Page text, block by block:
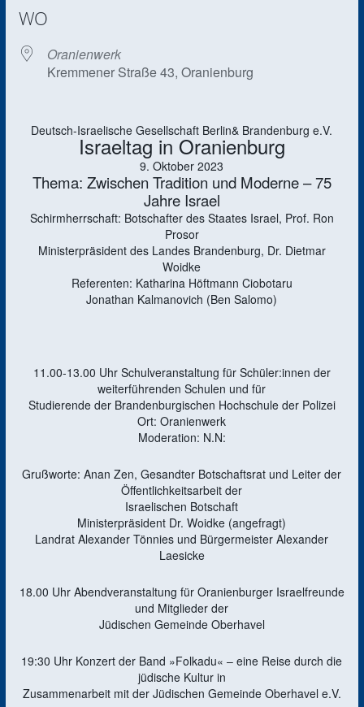
WO
Oranienwerk
Kremmener Straße 43, Oranienburg
Deutsch-Israelische Gesellschaft Berlin& Brandenburg e.V.
Israeltag in Oranienburg
9. Oktober 2023
Thema: Zwischen Tradition und Moderne – 75
Jahre Israel
Schirmherrschaft: Botschafter des Staates Israel, Prof. Ron
Prosor
Ministerpräsident des Landes Brandenburg, Dr. Dietmar
Woidke
Referenten: Katharina Höftmann Ciobotaru
Jonathan Kalmanovich (Ben Salomo)
11.00-13.00 Uhr Schulveranstaltung für Schüler:innen der
weiterführenden Schulen und für
Studierende der Brandenburgischen Hochschule der Polizei
Ort: Oranienwerk
Moderation: N.N:
Grußworte: Anan Zen, Gesandter Botschaftsrat und Leiter der
Öffentlichkeitsarbeit der
Israelischen Botschaft
Ministerpräsident Dr. Woidke (angefragt)
Landrat Alexander Tönnies und Bürgermeister Alexander
Laesicke
18.00 Uhr Abendveranstaltung für Oranienburger Israelfreunde
und Mitglieder der
Jüdischen Gemeinde Oberhavel
19:30 Uhr Konzert der Band »Folkadu« – eine Reise durch die
jüdische Kultur in
Zusammenarbeit mit der Jüdischen Gemeinde Oberhavel e.V.